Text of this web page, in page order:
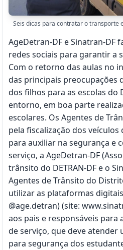
Seis dicas para contratar o transporte
AgeDetran-DF e Sinatran-DF
redes sociais para garantir a
Com o retorno das aulas no
das principais preocupações
dos filhos para as escolas do
entorno, em boa parte
escolares. Os Agentes de
pela fiscalização dos
para auxiliar na segurança e
serviço, a AgeDetran-DF
trânsito do DETRAN-DF e o
Agentes de Trânsito do
utilizar as plataformas
@age.detran) (site:
aos pais e responsáveis para
de serviço, que deve atender
para segurança dos